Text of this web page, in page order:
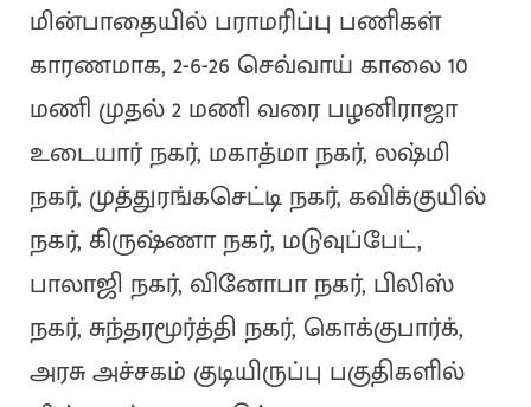
மின்பாதையில் பராமரிப்பு பணிகள்
காரணமாக, 2-6-26 செவ்வாய் காலை 10
மணி முதல் 2 மணி வரை பழனிராஜா
உடையார் நகர், மகாத்மா நகர், லஷ்மி
நகர், முத்துரங்கசெட்டி நகர், கவிக்குயில்
நகர், கிருஷ்ணா நகர், மடுவுப்பேட்,
பாலாஜி நகர், வினோபா நகர், பிலிஸ்
நகர், சுந்தரமூர்த்தி நகர், கொக்குபார்க்,
அரசு அச்சகம் குடியிருப்பு பகுதிகளில்